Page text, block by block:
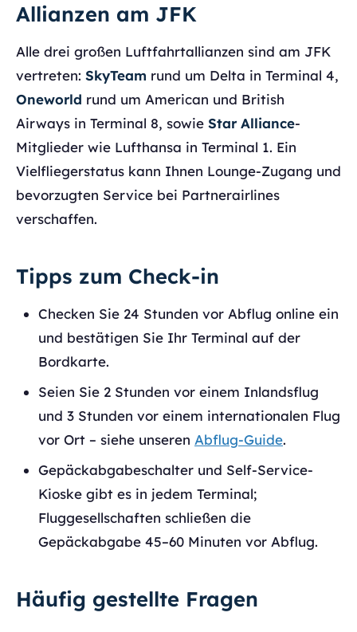
Allianzen am JFK
Alle drei großen Luftfahrtallianzen sind am JFK
vertreten: SkyTeam rund um Delta in Terminal 4,
Oneworld rund um American und British
Airways in Terminal 8, sowie Star Alliance-
Mitglieder wie Lufthansa in Terminal 1. Ein
Vielfliegerstatus kann Ihnen Lounge-Zugang und
bevorzugten Service bei Partnerairlines
verschaffen.
Tipps zum Check-in
Checken Sie 24 Stunden vor Abflug online ein
und bestätigen Sie Ihr Terminal auf der
Bordkarte.
Seien Sie 2 Stunden vor einem Inlandsflug
und 3 Stunden vor einem internationalen Flug
vor Ort – siehe unseren Abflug-Guide.
Gepäckabgabeschalter und Self-Service-
Kioske gibt es in jedem Terminal;
Fluggesellschaften schließen die
Gepäckabgabe 45–60 Minuten vor Abflug.
Häufig gestellte Fragen